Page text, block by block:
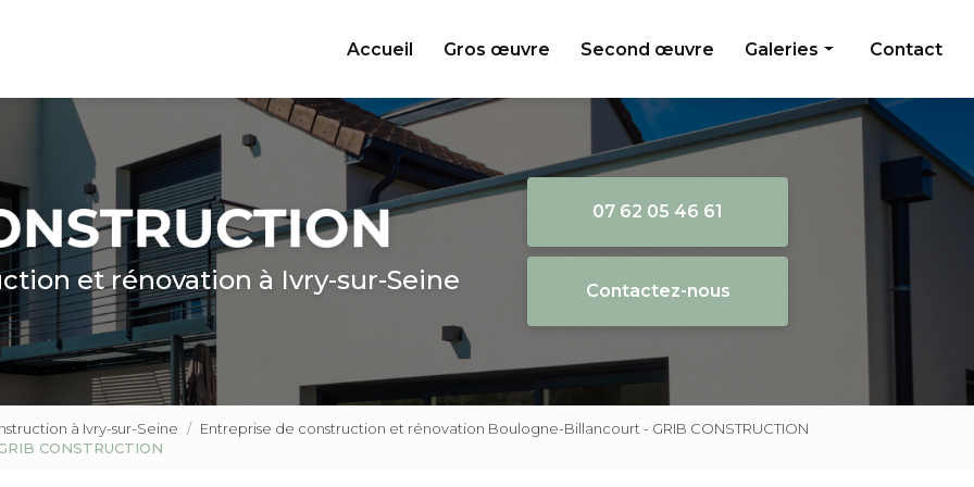
Accueil
Gros œuvre Second œuvre Galeries
Gros oeuvre
Second oeuvre
Contact
et rénovation à Ivry-sur-Seine
07 62 05 46 61
Contactez-nous
à Ivry-sur-Seine
Entreprise de construction et rénovation Boulogne-Billancourt - GRIB CONSTRUCTION
CONSTRUCTION